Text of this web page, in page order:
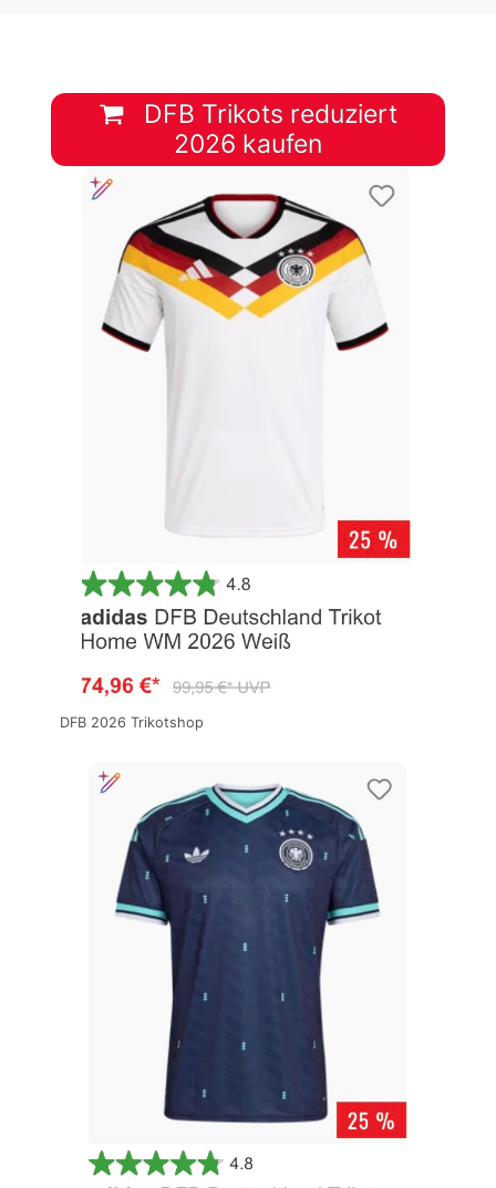
DFB Trikots reduziert
2026 kaufen
DFB 2026 Trikotshop